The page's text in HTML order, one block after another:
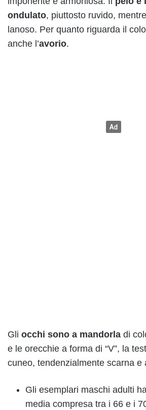
ondulato, piuttosto ruvido,
lanoso. Per quanto riguarda il
anche l’avorio.
Gli occhi sono a mandorla di
e le orecchie a forma di “V”, la
cuneo, tendenzialmente scarna e
Gli esemplari maschi adulti
media compresa tra i 66 e i